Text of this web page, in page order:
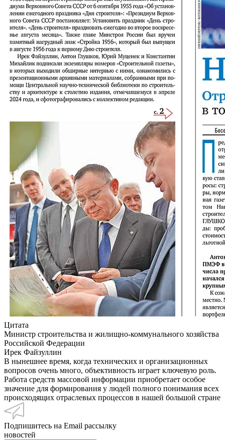
Цитата
Министр строительства и жилищно-коммунального хозяйства
Российской Федерации
Ирек Файзуллин
В нынешнее время, когда технических и организационных
вопросов очень много, объективность играет ключевую роль.
Работа средств массовой информации приобретает особое
значение для формирования у людей полного понимания всех
происходящих отраслевых процессов в нашей большой стране
Подпишитесь на Email рассылку
новостей